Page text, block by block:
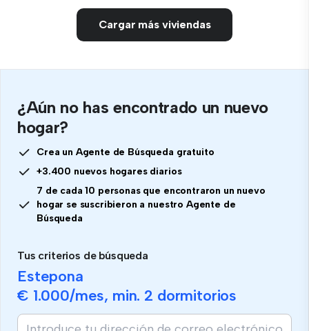
Cargar más viviendas
¿Aún no has encontrado un nuevo
hogar?
Crea un Agente de Búsqueda gratuito
+3.400 nuevos hogares diarios
7 de cada 10 personas que encontraron un nuevo
hogar se suscribieron a nuestro Agente de
Búsqueda
Tus criterios de búsqueda
Estepona
€ 1.000/mes, min. 2 dormitorios